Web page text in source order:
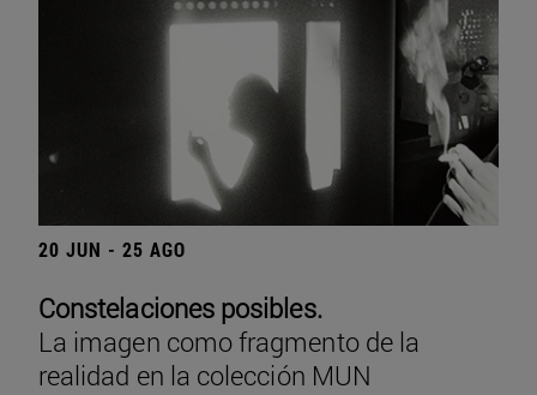
20 JUN - 25 AGO
Constelaciones posibles.
La imagen como fragmento de la
realidad en la colección MUN